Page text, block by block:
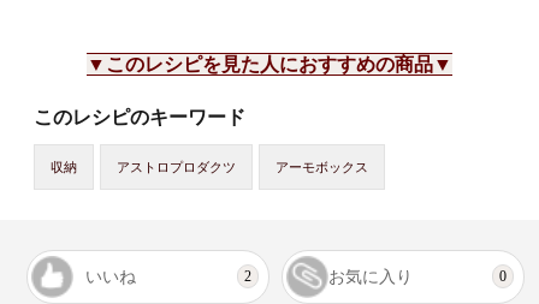
▼このレシピを見た人におすすめの商品▼
このレシピのキーワード
収納 アストロプロダクツ アーモボックス
いいね 2 お気に入り 0